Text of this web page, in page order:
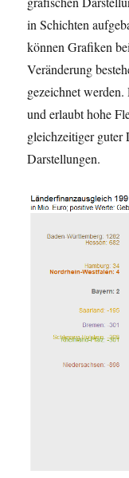
in Schichten
können Grafiken
Veränderung
gezeichnet
und erlaubt hohe
gleichzeitiger guter
Darstellungen.